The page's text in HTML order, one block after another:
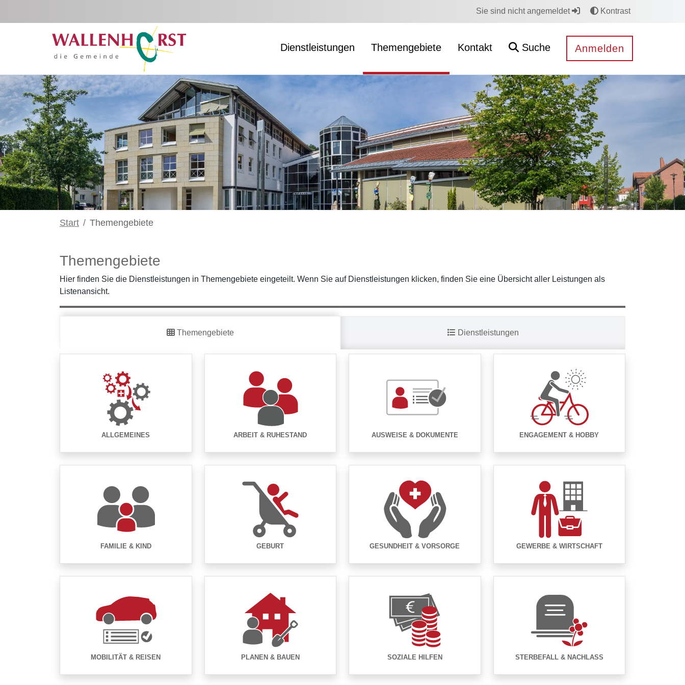
Sie sind nicht angemeldet Kontrast
Dienstleistungen Themengebiete Kontakt Suche Anmelden
Start Themengebiete
Themengebiete
Hier finden Sie die Dienstleistungen in Themengebiete eingeteilt. Wenn Sie auf Dienstleistungen klicken, finden Sie eine Übersicht aller Leistungen als
Listenansicht.
Themengebiete Dienstleistungen
ALLGEMEINES ARBEIT & RUHESTAND AUSWEISE & DOKUMENTE ENGAGEMENT & HOBBY
FAMILIE & KIND GEBURT GESUNDHEIT & VORSORGE GEWERBE & WIRTSCHAFT
MOBILITÄT & REISEN PLANEN & BAUEN SOZIALE HILFEN STERBEFALL & NACHLASS